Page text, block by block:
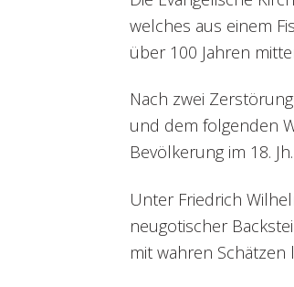
welches aus einem
über 100 Jahren
Nach zwei
und dem folgenden
Bevölkerung im 18.
Unter Friedrich
neugotischer
mit wahren Schätzen